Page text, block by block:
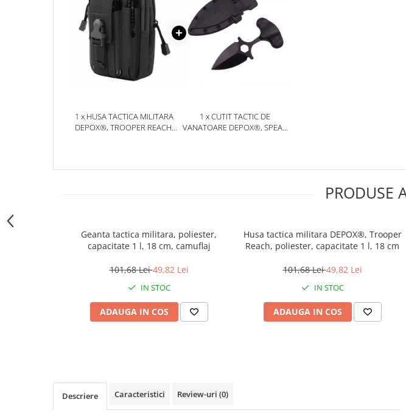
Costume spiderman
ACCESORII & DIVERSE
Accesorii decorative
Masti si costume adulti
CASA SI GRADINA
Cutite macelarie
Accesori casa & gradina
Corpuri de iluminat
Electrocasnice
1 x HUSA TACTICA MILITARA
DEPOX®, TROOPER REACH,
1 x CUTIT TACTIC DE
VANATOARE DEPOX®, SPEAR
PRODUSE
Geanta tactica militara, poliester,
capacitate 1 l, 18 cm, camuflaj
101,68 Lei49,82 Lei
IN STOC
ADAUGA IN COS
Husa tactica militara DEPOX®, Trooper
Reach, poliester, capacitate 1 l, 18 cm
101,68 Lei49,82 Lei
IN STOC
ADAUGA IN COS
Descriere Caracteristici Review-uri (0)